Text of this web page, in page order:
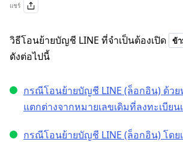
แชร์
วิธีโอนย้ายบัญชี LINE ที่จำเป็นต้องเปิด ข้
ดังต่อไปนี้
กรณีโอนย้ายบัญชี LINE (ล็อกอิน) ด้ว
แตกต่างจากหมายเลขเดิมที่ลงทะเบียน
กรณีโอนย้ายบัญชี LINE (ล็อกอิน) โดย